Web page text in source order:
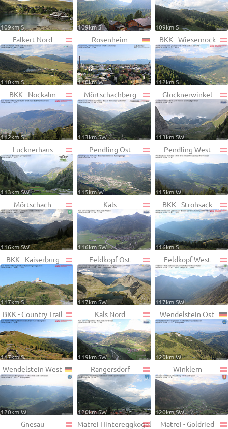
109km S 109km S 109km S
Falkert Nord
110km S
Rosenheim
110km W
BKK - Wiesernock
112km S
BKK - Nockalm
112km S
Mörtschachberg
113km SW
Glocknerwinkel
113km SW
Lucknerhaus
113km SW
Pendling Ost
115km W
Pendling West
115km W
Mörtschach
116km SW
Kals
116km SW
BKK - Strohsack
116km S
BKK - Kaiserburg
117km S
Feldkopf Ost
117km SW
Feldkopf West
117km SW
BKK - Country Trail
117km S
Kals Nord
119km SW
Wendelstein Ost
120km W
Wendelstein West
120km W
Rangersdorf
120km SW
Winklern
120km SW
Gnesau Matrei Hintereggkogel Matrei - Goldried